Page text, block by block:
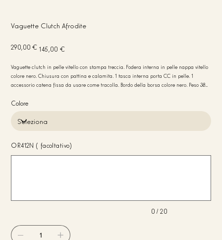
Vaguette Clutch Afrodite
Prezzo
originale
290,00 €
scontato
145,00 €
Vaguette clutch in pelle vitello con stampa treccia. Fodera interna in pelle nappa vitello
colore nero. Chiusura con pattina e calamita. 1 tasca interna porta CC in pelle. 1
accessorio catena fissa da usare come tracolla. Bordo della borsa colore nero. Peso 380
Colore
OR412N (facoltativo)
0 / 20